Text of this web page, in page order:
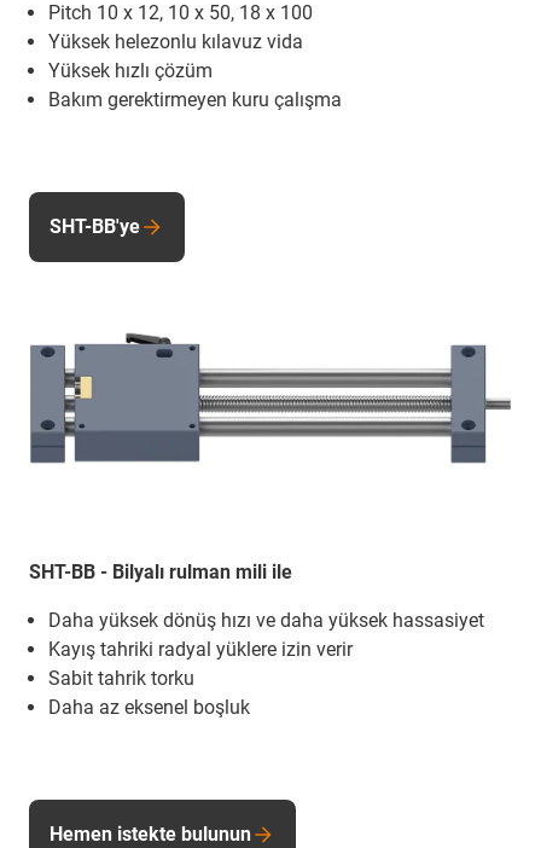
Pitch 10 x 12, 10 x 50, 18 x 100
Yüksek helezonlu kılavuz vida
Yüksek hızlı çözüm
Bakım gerektirmeyen kuru çalışma
SHT-BB - Bilyalı rulman mili ile
Daha yüksek dönüş hızı ve daha yüksek hassasiyet
Kayış tahriki radyal yüklere izin verir
Sabit tahrik torku
Daha az eksenel boşluk
SHT-BB'ye
Hemen istekte bulunun